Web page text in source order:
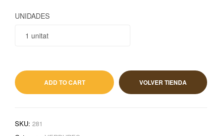
UNIDADES
ADD TO CART VOLVER TIENDA
SKU: 281